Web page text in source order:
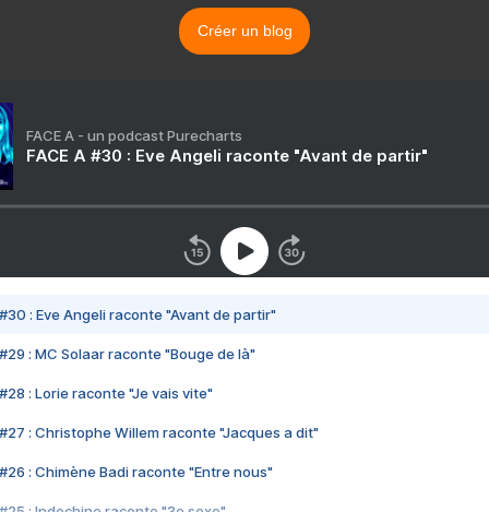
Créer un blog
FACE A - un podcast Purecharts
FACE A #30 : Eve Angeli raconte "Avant de partir"
#30 : Eve Angeli raconte "Avant de partir"
#29 : MC Solaar raconte "Bouge de là"
#28 : Lorie raconte "Je vais vite"
#27 : Christophe Willem raconte "Jacques a dit"
#26 : Chimène Badi raconte "Entre nous"